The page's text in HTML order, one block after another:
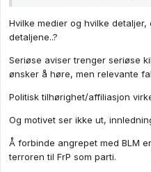
Hvilke medier og hvilke
detaljene..?
Seriøse aviser trenger seriøse
ønsker å høre, men relevante
Politisk tilhørighet/affiliasjon
Og motivet ser ikke ut,
Å forbinde angrepet med BLM
terroren til FrP som parti.